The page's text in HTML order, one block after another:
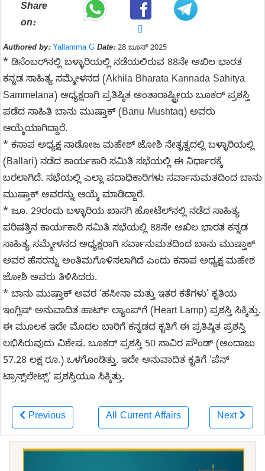
Share
on:
Authored by: Yallamma G Date:28 ಜೂನ್ 2025
* ಡಿಸೆಂಬರ್‌ನಲ್ಲಿ ಬಳ್ಳಾರಿಯಲ್ಲಿ ನಡೆಯಲಿರುವ 88ನೇ ಅಖಿಲ ಭಾರತ
ಕನ್ನಡ ಸಾಹಿತ್ಯ ಸಮ್ಮೇಳನದ (Akhila Bharata Kannada Sahitya
Sammelana) ಅಧ್ಯಕ್ಷರಾಗಿ ಪ್ರತಿಷ್ಠಿತ ಅಂತಾರಾಷ್ಟ್ರೀಯ ಬೂಕರ್ ಪ್ರಶಸ್ತಿ
ಪಡೆದ ಸಾಹಿತಿ ಬಾನು ಮುಷ್ತಾಕ್ (Banu Mushtaq) ಅವರು
ಆಯ್ಕೆಯಾಗಿದ್ದಾರೆ.
* ಕಸಾಪ ಅಧ್ಯಕ್ಷ ನಾಡೋಜ ಮಹೇಶ್ ಜೋಶಿ ನೇತೃತ್ವದಲ್ಲಿ ಬಳ್ಳಾರಿಯಲ್ಲಿ
(Ballari) ನಡೆದ ಕಾರ್ಯಕಾರಿ ಸಮಿತಿ ಸಭೆಯಲ್ಲಿ ಈ ನಿರ್ಧಾರಕ್ಕೆ
ಬರಲಾಗಿದೆ. ಸಭೆಯಲ್ಲಿ ಎಲ್ಲಾ ಪದಾಧಿಕಾರಿಗಳು ಸರ್ವಾನುಮತದಿಂದ ಬಾನು
ಮುಷ್ತಾಕ್ ಅವರನ್ನು ಆಯ್ಕೆ ಮಾಡಿದ್ದಾರೆ.
* ಜೂ. 29ರಂದು ಬಳ್ಳಾರಿಯ ಖಾಸಗಿ ಹೋಟೆಲ್‌ನಲ್ಲಿ ನಡೆದ ಸಾಹಿತ್ಯ
ಪರಿಷತ್ತಿನ ಕಾರ್ಯಕಾರಿ ಸಮಿತಿ ಸಭೆಯಲ್ಲಿ 88ನೇ ಅಖಿಲ ಭಾರತ ಕನ್ನಡ
ಸಾಹಿತ್ಯ ಸಮ್ಮೇಳನದ ಅಧ್ಯಕ್ಷರಾಗಿ ಸರ್ವಾನುಮತದಿಂದ ಬಾನು ಮುಷ್ತಾಕ್
ಅವರ ಹೆಸರನ್ನು ಅಂತಿಮಗೊಳಿಸಲಾಗಿದೆ ಎಂದು ಕಸಾಪ ಅಧ್ಯಕ್ಷ ಮಹೇಶ
ಜೋಶಿ ಅವರು ತಿಳಿಸಿದರು.
* ಬಾನು ಮುಷ್ತಾಕ್ ಅವರ ‘ಹಸೀನಾ ಮತ್ತು ಇತರ ಕತೆಗಳು’ ಕೃತಿಯ
ಇಂಗ್ಲಿಷ್ ಅನುವಾದಿತ ಹಾರ್ಟ್ ಲ್ಯಾಂಪ್‌ಗೆ (Heart Lamp) ಪ್ರಶಸ್ತಿ ಸಿಕ್ಕಿತ್ತು.
ಈ ಮೂಲಕ ಇದೇ ಮೊದಲ ಬಾರಿಗೆ ಕನ್ನಡದ ಕೃತಿಗೆ ಈ ಪ್ರತಿಷ್ಠಿತ ಪ್ರಶಸ್ತಿ
ಲಭಿಸಿರುವುದು ವಿಶೇಷ. ಬೂಕರ್ ಪ್ರಶಸ್ತಿ 50 ಸಾವಿರ ಪೌಂಡ್‌ (ಅಂದಾಜು
57.28 ಲಕ್ಷ ರೂ.) ಒಳಗೊಂಡಿತ್ತು. ಇದೇ ಅನುವಾದಿತ ಕೃತಿಗೆ ‘ಪೆನ್
ಟ್ರಾನ್ಸ್‌ಲೇಟ್ಸ್’ ಪ್ರಶಸ್ತಿಯೂ ಸಿಕ್ಕಿತ್ತು.
Previous All Current Affairs Next